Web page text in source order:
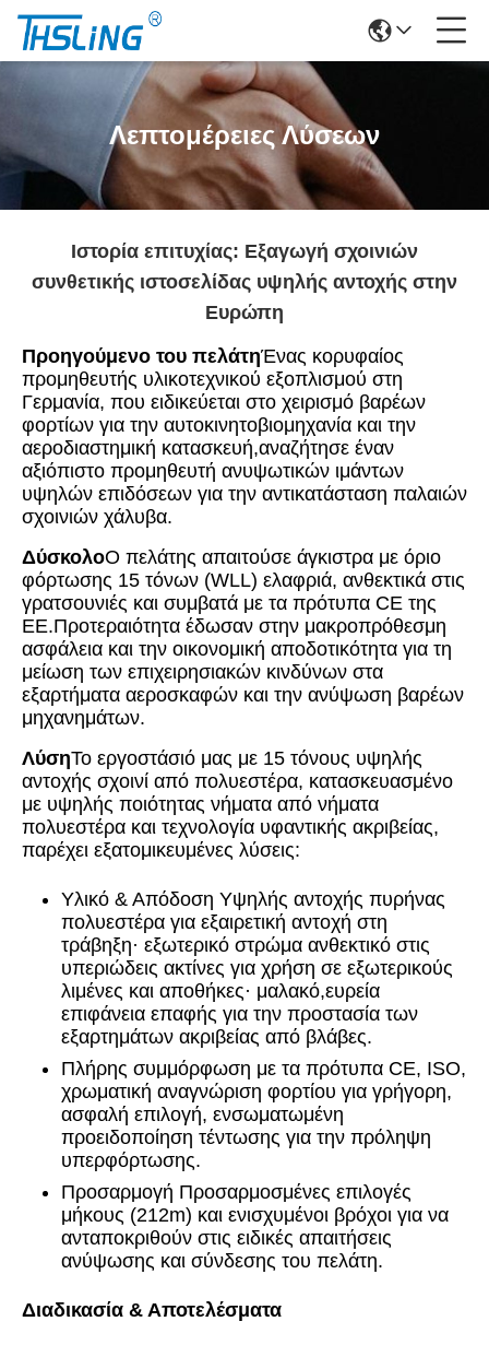
Λεπτομέρειες Λύσεων
Ιστορία επιτυχίας: Εξαγωγή σχοινιών
συνθετικής ιστοσελίδας υψηλής αντοχής στην
Ευρώπη
Προηγούμενο του πελάτηΈνας κορυφαίος
προμηθευτής υλικοτεχνικού εξοπλισμού στη
Γερμανία, που ειδικεύεται στο χειρισμό βαρέων
φορτίων για την αυτοκινητοβιομηχανία και την
αεροδιαστημική κατασκευή,αναζήτησε έναν
αξιόπιστο προμηθευτή ανυψωτικών ιμάντων
υψηλών επιδόσεων για την αντικατάσταση παλαιών
σχοινιών χάλυβα.
ΔύσκολοΟ πελάτης απαιτούσε άγκιστρα με όριο
φόρτωσης 15 τόνων (WLL) ελαφριά, ανθεκτικά στις
γρατσουνιές και συμβατά με τα πρότυπα CE της
ΕΕ.Προτεραιότητα έδωσαν στην μακροπρόθεσμη
ασφάλεια και την οικονομική αποδοτικότητα για τη
μείωση των επιχειρησιακών κινδύνων στα
εξαρτήματα αεροσκαφών και την ανύψωση βαρέων
μηχανημάτων.
ΛύσηΤο εργοστάσιό μας με 15 τόνους υψηλής
αντοχής σχοινί από πολυεστέρα, κατασκευασμένο
με υψηλής ποιότητας νήματα από νήματα
πολυεστέρα και τεχνολογία υφαντικής ακριβείας,
παρέχει εξατομικευμένες λύσεις:
Υλικό & Απόδοση Υψηλής αντοχής πυρήνας
πολυεστέρα για εξαιρετική αντοχή στη
τράβηξη· εξωτερικό στρώμα ανθεκτικό στις
υπεριώδεις ακτίνες για χρήση σε εξωτερικούς
λιμένες και αποθήκες· μαλακό,ευρεία
επιφάνεια επαφής για την προστασία των
εξαρτημάτων ακριβείας από βλάβες.
Πλήρης συμμόρφωση με τα πρότυπα CE, ISO,
χρωματική αναγνώριση φορτίου για γρήγορη,
ασφαλή επιλογή, ενσωματωμένη
προειδοποίηση τέντωσης για την πρόληψη
υπερφόρτωσης.
Προσαρμογή Προσαρμοσμένες επιλογές
μήκους (212m) και ενισχυμένοι βρόχοι για να
ανταποκριθούν στις ειδικές απαιτήσεις
ανύψωσης και σύνδεσης του πελάτη.
Διαδικασία & Αποτελέσματα